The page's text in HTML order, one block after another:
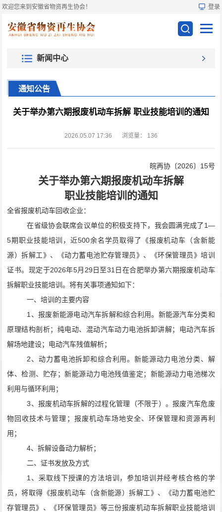
欢迎您来到安徽省物资再生协会！ 登录
新闻中心
通知公告
关于举办第六期报废机动车拆解 职业技能培训的通知
2026.05.07 17:36 浏览量： 136
皖再协〔2026〕 15号
关于举办第六期报废机动车拆解
职业技能培训的通知
全省报废机动车回收企业：
在省级协会联席会议单位的积极支持下，我会圆满完成了1—
5期职业技能培训，近500余名学员取得了《报废机动车（含新能
源）拆解工》 、《动力蓄电池贮存管理员》 、《环保管理员》培训
证书。 现定于2026年5月 29 日至31 日在合肥举办第六期报废机动车
拆解职业技能培训。将有关事项通知如下：
一、培训的主要内容
1 、报废新能源电动汽车拆解和综合利用。 新能源汽车分类和
原理结构剖析； 纯电动、混动汽车动力电池拆卸讲解；
电动汽车拆
解场地建设； 电动汽车残值解析；
2、动力蓄电池拆卸和综合利用。新能源动力电池分类、解
体、检测、贮存； 新能源动力电池残值鉴定； 新能源动力电池梯次
利用与循环利用 ；
3、报废机动车拆解的过程化管理（不限于）。报废汽车危废
物回收技术与管理 ； 报废机动车场地安全、环保管理和资源再利
用 ；
4、拆解设备动力解析；
二、证书发放及方式
1 、采取线下授课的方法培训，参加培训并经考核合格的学
员，将取得《报废机动车（含新能源）拆解工》 、《动力蓄电池贮
存管理员》 、《环保管理员》等三份报废机动车拆解职业技能培训